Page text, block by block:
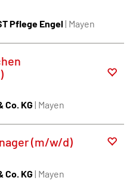
Pflege Engel| Mayen
Co. KG | Mayen
(m/w/d)
Co. KG | Mayen